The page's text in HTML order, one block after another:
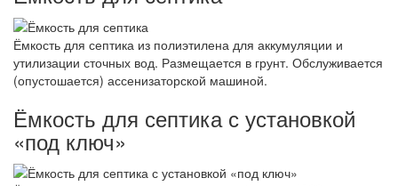
Ёмкость для септика из полиэтилена для аккумуляции и
утилизации сточных вод. Размещается в грунт. Обслуживается
(опустошается) ассенизаторской машиной.
Ёмкость для септика с установкой
«под ключ»